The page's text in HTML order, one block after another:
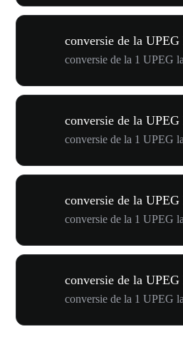
conversie de la
conversie de la 1 UPEG
conversie de la
conversie de la
conversie de la 1 UPEG
conversie de la
conversie de la 1 UPEG